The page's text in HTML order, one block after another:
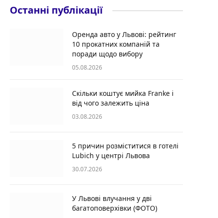
Останні публікації
Оренда авто у Львові: рейтинг
10 прокатних компаній та
поради щодо вибору
05.08.2026
Скільки коштує мийка Franke і
від чого залежить ціна
03.08.2026
5 причин розміститися в готелі
Lubich у центрі Львова
30.07.2026
У Львові влучання у дві
багатоповерхівки (ФОТО)